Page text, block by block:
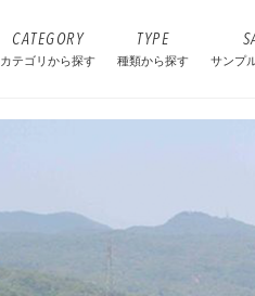
CATEGORY
カテゴリから探す
TYPE
種類から探す サンプ